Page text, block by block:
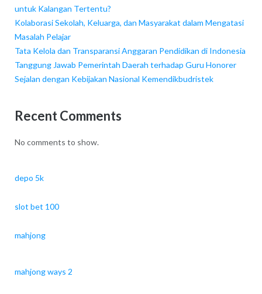
untuk Kalangan Tertentu?
Kolaborasi Sekolah, Keluarga, dan Masyarakat dalam Mengatasi
Masalah Pelajar
Tata Kelola dan Transparansi Anggaran Pendidikan di Indonesia
Tanggung Jawab Pemerintah Daerah terhadap Guru Honorer
Sejalan dengan Kebijakan Nasional Kemendikbudristek
Recent Comments
No comments to show.
depo 5k
slot bet 100
mahjong
mahjong ways 2